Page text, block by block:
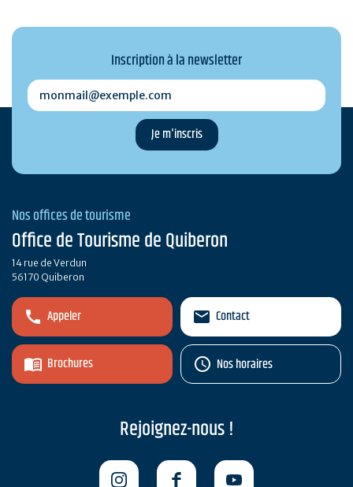
Inscription à la newsletter
monmail@exemple.com
Nos offices de tourisme
Office de Tourisme de Quiberon
14 rue de Verdun
56170 Quiberon
Appeler
Brochures
Contact
Nos horaires
Rejoignez-nous !